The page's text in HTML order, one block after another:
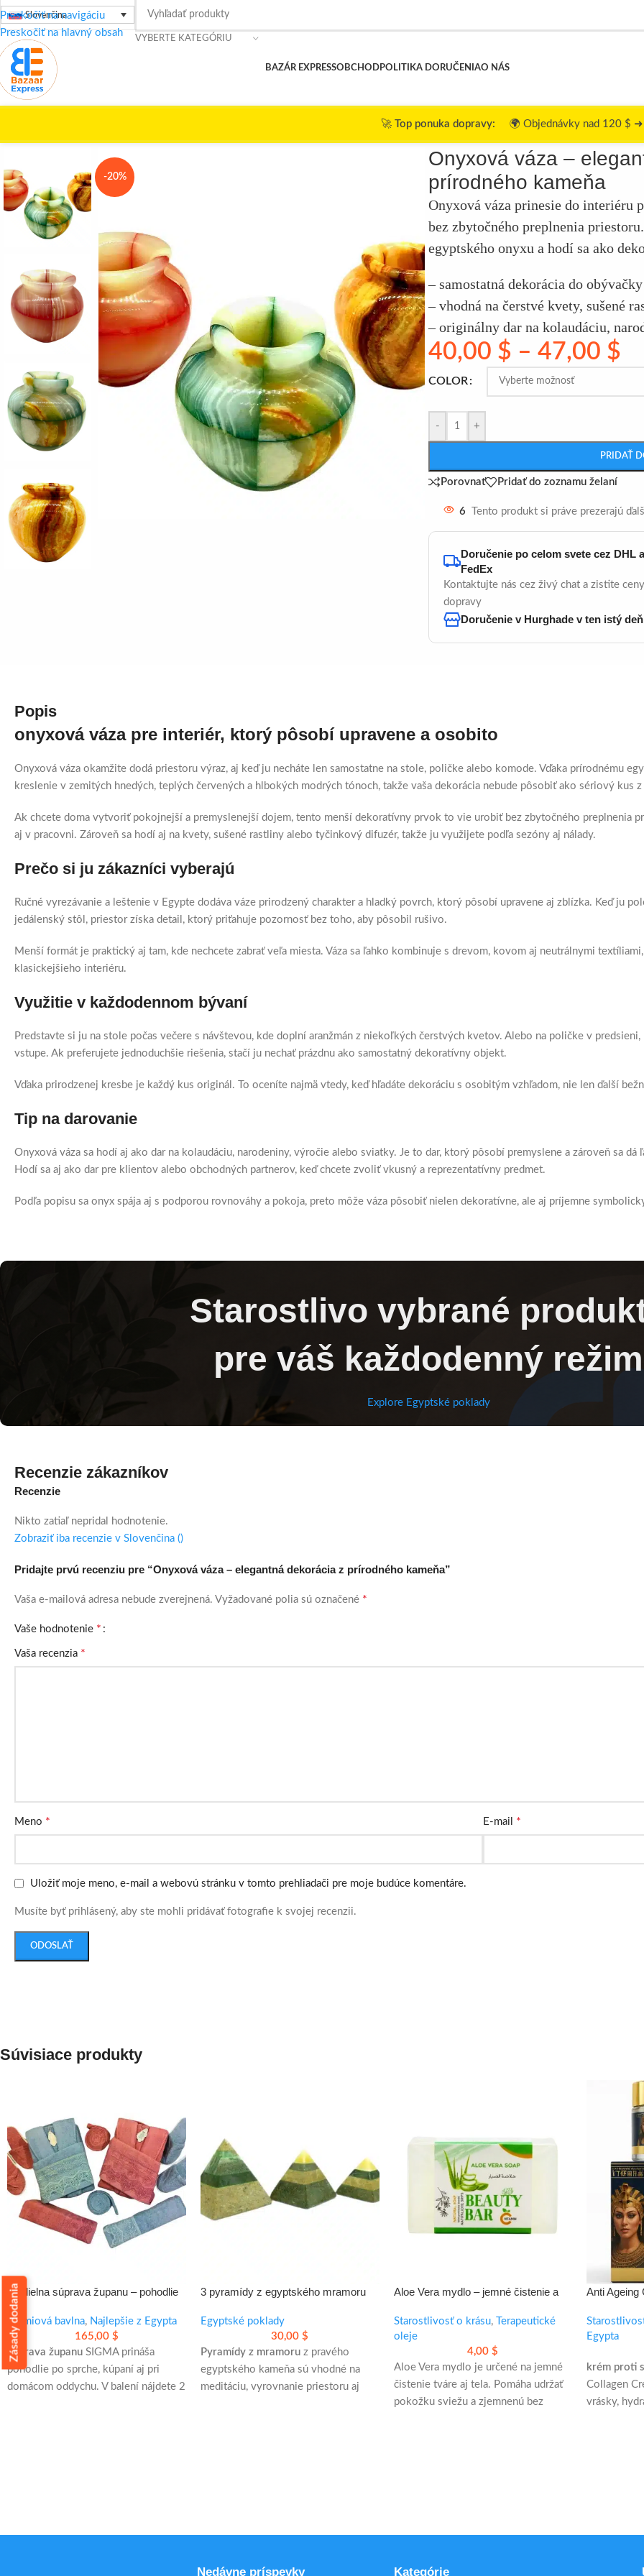
Preskočiť na navigáciu
Preskočiť na hlavný obsah
Slovenčina
VYBERTE KATEGÓRIU
BAZÁR EXPRESSOBCHODPOLITIKA DORUČENIAO NÁS
Top ponuka dopravy:🌍 Objednávky nad 120 $ ➜ 🎉Doprava
-20%
Onyxová váza –
prírodného kameňa
Onyxová váza prinesie do interiéru
bez zbytočného preplnenia
egyptského onyxu a hodí sa ako
– samostatná dekorácia do
– vhodná na čerstvé kvety, sušené
– originálny dar na kolaudáciu,
40,00 $ – 47,00 $
COLOR
- +
PRIDAŤ
Porovnať Pridať do zoznamu želaní
6 Tento produkt si práve prezerajú
Doručenie po celom svete cez DHL
FedEx
Kontaktujte nás cez živý chat a zistite ceny
dopravy
Doručenie v Hurghade v ten istý deň
Popis
onyxová váza pre interiér, ktorý pôsobí upravene a osobito
Onyxová váza okamžite dodá priestoru výraz, aj keď ju necháte len samostatne na stole, poličke alebo komode. Vďaka prírodnému
kreslenie v zemitých hnedých, teplých červených a hlbokých modrých tónoch, takže vaša dekorácia nebude pôsobiť ako sériový kus
Ak chcete doma vytvoriť pokojnejší a premyslenejší dojem, tento menší dekoratívny prvok to vie urobiť bez zbytočného preplnenia
aj v pracovni. Zároveň sa hodí aj na kvety, sušené rastliny alebo tyčinkový difuzér, takže ju využijete podľa sezóny aj nálady.
Prečo si ju zákazníci vyberajú
Ručné vyrezávanie a leštenie v Egypte dodáva váze prirodzený charakter a hladký povrch, ktorý pôsobí upravene aj zblízka. Keď ju
jedálenský stôl, priestor získa detail, ktorý priťahuje pozornosť bez toho, aby pôsobil rušivo.
Menší formát je praktický aj tam, kde nechcete zabrať veľa miesta. Váza sa ľahko kombinuje s drevom, kovom aj neutrálnymi
klasickejšieho interiéru.
Využitie v každodennom bývaní
Predstavte si ju na stole počas večere s návštevou, kde doplní aranžmán z niekoľkých čerstvých kvetov. Alebo na poličke v
vstupe. Ak preferujete jednoduchšie riešenia, stačí ju nechať prázdnu ako samostatný dekoratívny objekt.
Vďaka prirodzenej kresbe je každý kus originál. To oceníte najmä vtedy, keď hľadáte dekoráciu s osobitým vzhľadom, nie len ďalší
Tip na darovanie
Onyxová váza sa hodí aj ako dar na kolaudáciu, narodeniny, výročie alebo sviatky. Je to dar, ktorý pôsobí premyslene a zároveň sa
Hodí sa aj ako dar pre klientov alebo obchodných partnerov, keď chcete zvoliť vkusný a reprezentatívny predmet.
Podľa popisu sa onyx spája aj s podporou rovnováhy a pokoja, preto môže váza pôsobiť nielen dekoratívne, ale aj príjemne
Starostlivo vybrané
pre váš každodenný režim
Explore Egyptské poklady
Recenzie zákazníkov
Recenzie
Nikto zatiaľ nepridal hodnotenie.
Zobraziť iba recenzie v Slovenčina ()
Pridajte prvú recenziu pre “Onyxová váza – elegantná dekorácia z prírodného kameňa”
Vaša e-mailová adresa nebude zverejnená. Vyžadované polia sú označené *
Vaše hodnotenie *
Vaša recenzia *
Meno * E-mail *
Uložiť moje meno, e-mail a webovú stránku v tomto prehliadači pre moje budúce komentáre.
Musíte byť prihlásený, aby ste mohli pridávať fotografie k svojej recenzii.
Súvisiace produkty
10-dielna súprava županu – pohodlie
po sprche v jednom balení
Prémiová bavlna, Najlepšie z Egypta
165,00 $
Súprava županu SIGMA prináša
pohodlie po sprche, kúpaní aj pri
domácom oddychu. V balení nájdete 2
3 pyramídy z egyptského mramoru
Egyptské poklady
30,00$
Pyramídy z mramoruz pravého
egyptského kameňa sú vhodné na
meditáciu, vyrovnanie priestoru aj
Aloe Vera mydlo – jemné čistenie a
Starostlivosť o krásu,
Terapeutické
oleje
4,00$
Aloe Vera mydlo je určené na jemné
čistenie tváre aj tela. Pomáha udržať
pokožku sviežu a zjemnenú bez
Anti Ageing
pre hladšiu
Egypta
krém proti
Collagen
vrásky,
Nedávne príspevky Kategórie
Zásady dodania